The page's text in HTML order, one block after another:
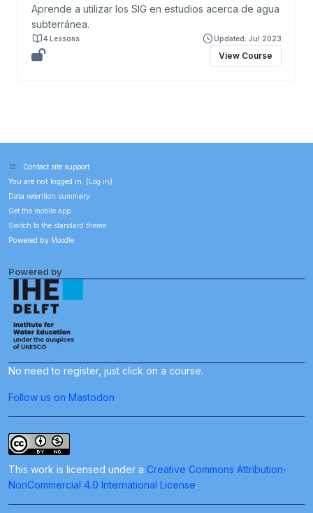
Aprende a utilizar los SIG en estudios acerca de agua
subterránea.
4 Lessons Updated: Jul 2023
View Course
Contact site support
You are not logged in. (Log in)
Data retention summary
Get the mobile app
Switch to the standard theme
Powered by Moodle
Powered by
No need to register, just click on a course.
Follow us on Mastodon
This work is licensed under a Creative Commons Attribution-
NonCommercial 4.0 International License.